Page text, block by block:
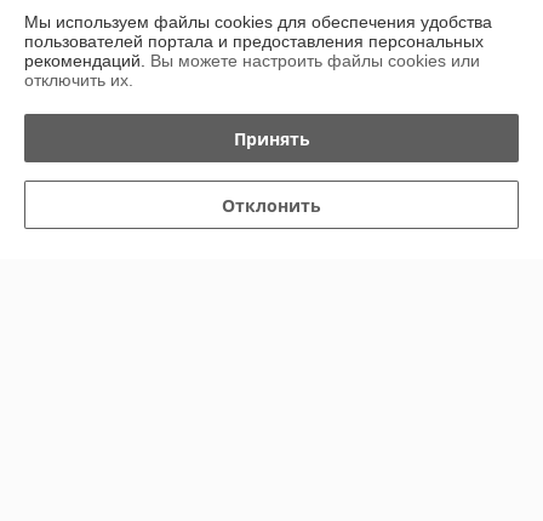
18.02.2026
Елена
Показать все отзывы
Мы используем файлы cookies для обеспечения удобства
пользователей портала и предоставления персональных
рекомендаций. Вы можете настроить файлы cookies или
отключить их.
Принять
Отклонить